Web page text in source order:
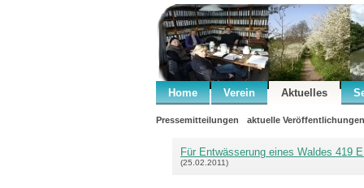
Home Verein Aktuelles
Pressemitteilungen aktuelle Veröffentlichungen
Für Entwässerung eines Waldes 419
(25.02.2011)